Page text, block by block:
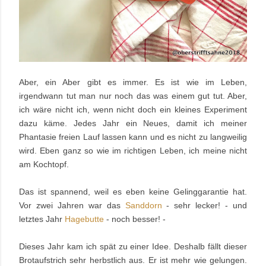
Aber, ein Aber gibt es immer. Es ist wie im Leben,
irgendwann tut man nur noch das was einem gut tut. Aber,
ich wäre nicht ich, wenn nicht doch ein kleines Experiment
dazu käme. Jedes Jahr ein Neues, damit ich meiner
Phantasie freien Lauf lassen kann und es nicht zu langweilig
wird. Eben ganz so wie im richtigen Leben, ich meine nicht
am Kochtopf.
Das ist spannend, weil es eben keine Gelinggarantie hat.
Vor zwei Jahren war das Sanddorn - sehr lecker! - und
letztes Jahr Hagebutte - noch besser! -
Dieses Jahr kam ich spät zu einer Idee. Deshalb fällt dieser
Brotaufstrich sehr herbstlich aus. Er ist mehr wie gelungen.